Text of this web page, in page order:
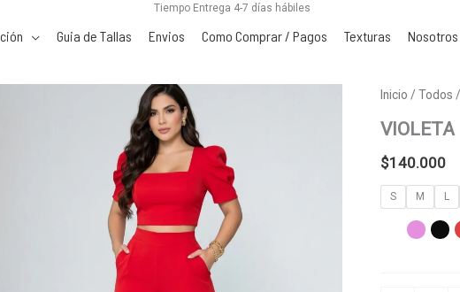
Tiempo Entrega 4-7 días hábiles
Guia de Tallas Envios Como Comprar / Pagos Texturas Nosotros
Inicio / Todos
VIOLETA
$140.000
S M L
VIOLETA
cantidad